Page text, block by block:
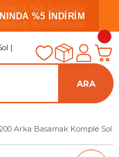
%5 İNDİRİM
%5 İNDİRİM
%5 İNDİRİM
ARA
Arka Basamak Komple Sol